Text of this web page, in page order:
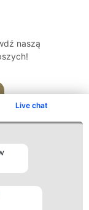
Live chat
naszą
Kontakt